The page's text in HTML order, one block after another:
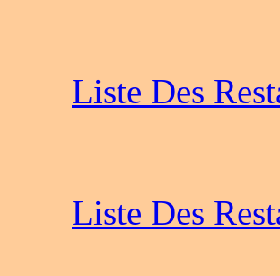
Liste Des
Liste Des